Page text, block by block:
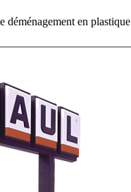
déménagement en plastique